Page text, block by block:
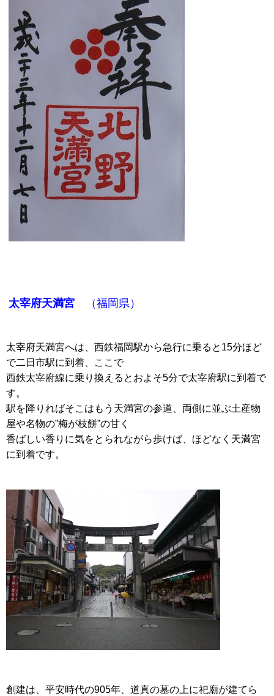
太宰府天満宮 （福岡県）
太宰府天満宮へは、西鉄福岡駅から急行に乗ると15分ほど
で二日市駅に到着、ここで
西鉄太宰府線に乗り換えるとおよそ5分で太宰府駅に到着で
す。
駅を降りればそこはもう天満宮の参道、両側に並ぶ土産物
屋や名物の”梅が枝餅”の甘く
香ばしい香りに気をとられながら歩けば、ほどなく天満宮
に到着です。
創建は、平安時代の905年、道真の墓の上に祀廟が建てら